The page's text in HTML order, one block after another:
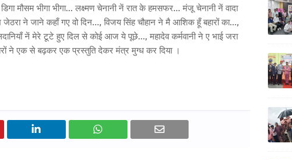
मौसम भीगा भीगा... लक्ष्मण चेनानी नें रात के हमसफर... मंजू चेनानी नें वादा
ने जाने कहाँ गए वो दिन..., विजय सिंह चौहान ने मै आशिक हूँ बहारों का...,
नें मेरे टूटे हुए दिल से कोई आज ये पूछे..., महादेव कर्मवानी ने ए भाई जरा
ने एक से बढ़कर एक प्रस्तुति देकर मंत्र मुग्ध कर दिया ।